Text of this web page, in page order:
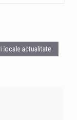
locale actualitate